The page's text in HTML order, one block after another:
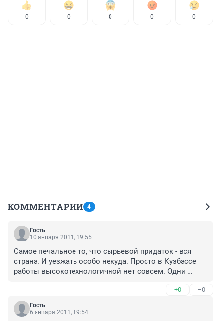
0 0 0 0 0
КОММЕНТАРИИ 4
Гость
10 января 2011, 19:55
Самое печальное то, что сырьевой придаток - вся
страна. И уезжать особо некуда. Просто в Кузбассе
работы высокотехнологичной нет совсем. Одни
существование.
+0 –0
Гость
6 января 2011, 19:54